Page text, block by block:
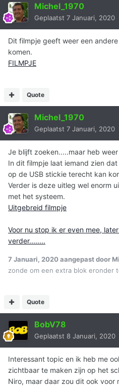
Michel_1970
Geplaatst 7 Januari, 2020
Dit filmpje geeft weer een
komen.
FILMPJE
Quote
Michel_1970
Geplaatst 7 Januari, 2020
Je blijft zoeken.....maar heb
In dit filmpje laat iemand zien
op de USB stickie terecht kan
Verder is deze uitleg wel enorm
met het systeem.
Uitgebreid filmpje
Voor nu stop ik er even mee,
verder........
7 Januari, 2020aangepast door
zonde om een extra blok eronder
Quote
BobV78
Geplaatst 8 Januari, 2020
Interessant topic en ik heb me
zichtbaar te maken zijn op het
Niro, maar daar zou dit ook voor